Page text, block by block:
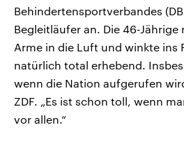
Behindertensportverbandes
Begleitläufer an. Die 46-
Arme in die Luft und winkte ins
natürlich total erhebend.
wenn die Nation aufgerufen
ZDF. „Es ist schon toll, wenn
vor allen.“